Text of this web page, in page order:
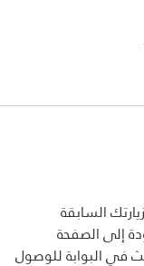
السابقة
إلى الصفحة
في البوابة للوصول